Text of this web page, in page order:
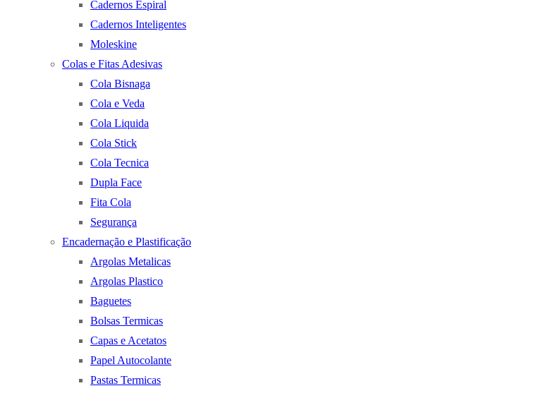
Cadernos Espiral
Cadernos Inteligentes
Moleskine
Colas e Fitas Adesivas
Cola Bisnaga
Cola e Veda
Cola Liquida
Cola Stick
Cola Tecnica
Dupla Face
Fita Cola
Segurança
Encadernação e Plastificação
Argolas Metalicas
Argolas Plastico
Baguetes
Bolsas Termicas
Capas e Acetatos
Papel Autocolante
Pastas Termicas